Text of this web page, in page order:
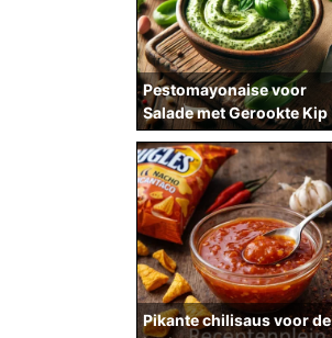
Pestomayonaise voor
Salade met Gerookte Kip
Pikante chilisaus voor de